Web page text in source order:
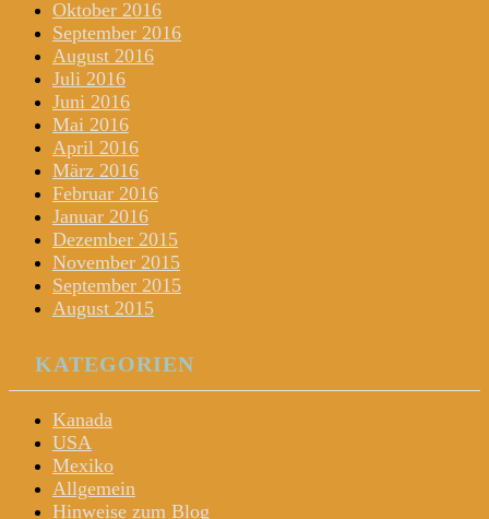
Oktober 2016
September 2016
August 2016
Juli 2016
Juni 2016
Mai 2016
April 2016
März 2016
Februar 2016
Januar 2016
Dezember 2015
November 2015
September 2015
August 2015
KATEGORIEN
Kanada
USA
Mexiko
Allgemein
Hinweise zum Blog